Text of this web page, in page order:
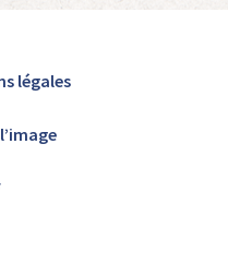
légales